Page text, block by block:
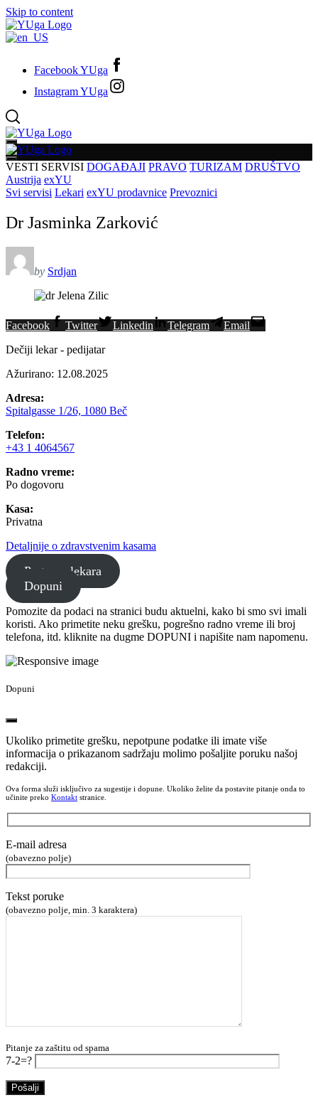
Skip to content
Facebook YUga
Instagram YUga
VESTI SERVISI DOGAĐAJI PRAVO TURIZAM DRUŠTVO
Austrija exYU
Svi servisi Lekari exYU prodavnice Prevoznici
Dr Jasminka Zarković
by Srdjan
Facebook Twitter Linkedin Telegram
Email
Dečiji lekar - pedijatar
Ažurirano: 12.08.2025
Adresa:
Spitalgasse 1/26, 1080 Beč
Telefon:
+43 1 4064567
Radno vreme:
Po dogovoru
Kasa:
Privatna
Detaljnije o zdravstvenim kasama
Pretraga lekara
Dopuni
Pomozite da podaci na stranici budu aktuelni, kako bi smo svi imali
koristi. Ako primetite neku grešku, pogrešno radno vreme ili broj
telefona, itd. kliknite na dugme DOPUNI i napišite nam napomenu.
Dopuni
Ukoliko primetite grešku, nepotpune podatke ili imate više
informacija o prikazanom sadržaju molimo pošaljite poruku našoj
redakciji.
Ova forma služi isključivo za sugestije i dopune. Ukoliko želite da postavite pitanje onda to
učinite preko Kontakt stranice.
E-mail adresa
(obavezno polje)
Tekst poruke
(obavezno polje, min. 3 karaktera)
Pitanje za zaštitu od spama
7-2=?